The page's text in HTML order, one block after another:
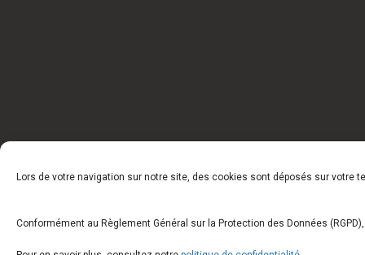
Lors de votre navigation sur notre site, des cookies sont déposés sur votre
Conformément au Règlement Général sur la Protection des Données